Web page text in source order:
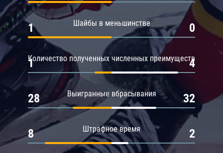
Шайбы в меньшинстве
1 0
Количество полученных численных преимуществ
1 4
Выигранные вбрасывания
28 32
Штрафное время
8 2